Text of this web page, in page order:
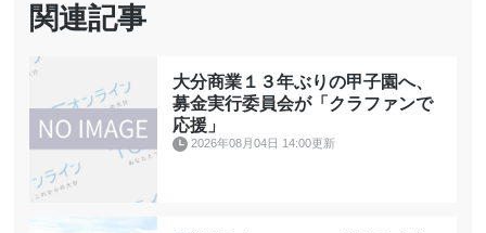
関連記事
大分商業１３年ぶりの甲子園へ、
募金実行委員会が「クラファンで
応援」
2026年08月04日 14:00更新